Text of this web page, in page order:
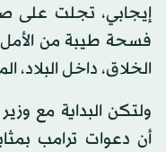
إيجابي، تجلت على
فسحة طيبة من الأمل
الخلاق، داخل البلاد،
ولتكن البداية مع
أن دعوات ترامب